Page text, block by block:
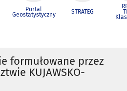
Portal
Geostatystyczny STRATEG
formułowane przez
KUJAWSKO-